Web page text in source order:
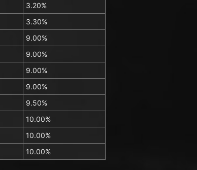
3.20%
3.30%
9.00%
9.00%
9.00%
9.00%
9.50%
10.00%
10.00%
10.00%